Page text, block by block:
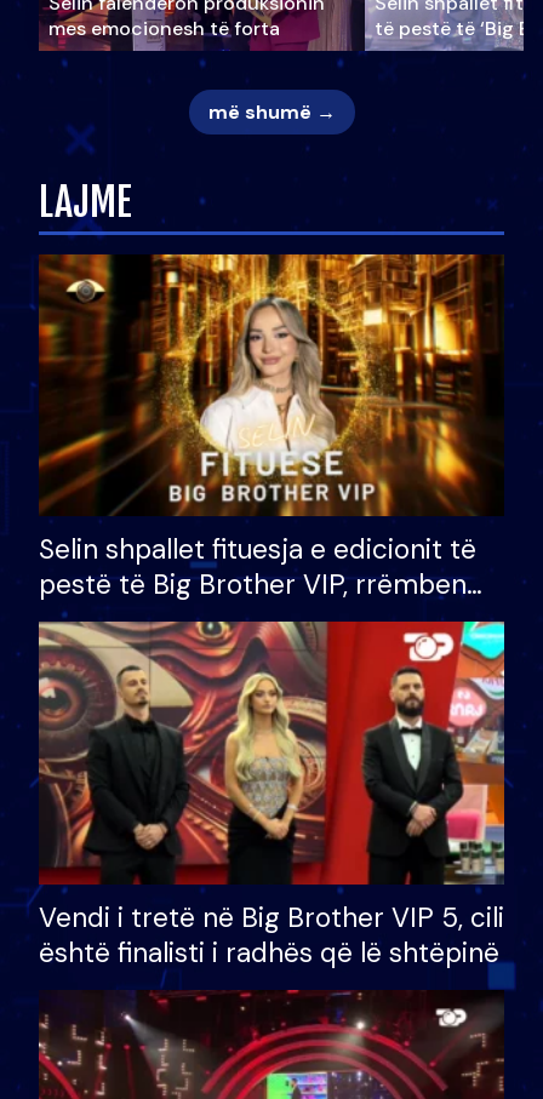
mes emocionesh të forta
të pestë të ‘Big
më shumë →
LAJME
Selin shpallet fituesja e edicionit të
pestë të Big Brother VIP, rrëmben
çmimin e madh prej 100 mijë eurosh
Vendi i tretë në Big Brother VIP 5, cili
është finalisti i radhës që lë shtëpinë